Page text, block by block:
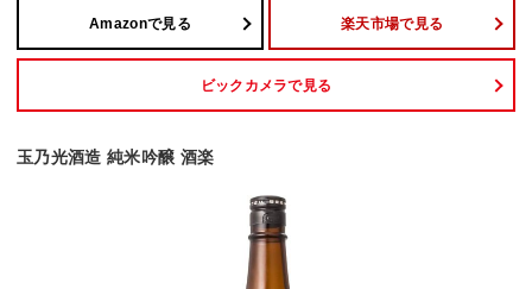
Amazonで見る 楽天市場で見る
ビックカメラで見る
玉乃光酒造 純米吟醸 酒楽